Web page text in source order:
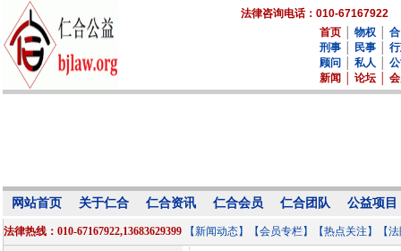
法律咨询电话：010-67167922
首页
物权
刑事
民事
顾问
私人
新闻
论坛
网站首页 关于仁合 仁合资讯 仁合会员 仁合团队 公益项目
法律热线：010-67167922,13683629399 【新闻动态】 【会员专栏】 【热点关注】 【